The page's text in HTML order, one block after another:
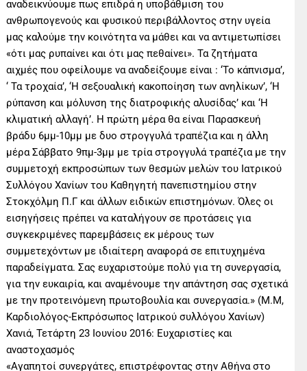
αναδεικνύουμε πως επιδρά η υποβάθμιση του
ανθρωπογενούς και φυσικού περιβάλλοντος στην υγεία
μας καλούμε την κοινότητα να μάθει και να αντιμετωπίσει
«ότι μας ρυπαίνει και ότι μας πεθαίνει». Τα ζητήματα
αιχμές που οφείλουμε να αναδείξουμε είναι : ‘Το κάπνισμα’,
‘ Τα τροχαία’, ‘Η σεξουαλική κακοποίηση των ανηλίκων’, ‘Η
ρύπανση και μόλυνση της διατροφικής αλυσίδας’ και ‘Η
κλιματική αλλαγή’. Η πρώτη μέρα θα είναι Παρασκευή
βράδυ 6μμ-10μμ με δυο στρογγυλά τραπέζια και η άλλη
μέρα Σάββατο 9πμ-3μμ με τρία στρογγυλά τραπέζια με την
συμμετοχή εκπροσώπων των θεσμών μελών του Ιατρικού
Συλλόγου Χανίων του Καθηγητή πανεπιστημίου στην
Στοκχόλμη Π.Γ και άλλων ειδικών επιστημόνων. Όλες οι
εισηγήσεις πρέπει να καταλήγουν σε προτάσεις για
συγκεκριμένες παρεμβάσεις εκ μέρους των
συμμετεχόντων με ιδιαίτερη αναφορά σε επιτυχημένα
παραδείγματα. Σας ευχαριστούμε πολύ για τη συνεργασία,
για την ευκαιρία, και αναμένουμε την απάντηση σας σχετικά
με την προτεινόμενη πρωτοβουλία και συνεργασία.» (Μ.Μ,
Καρδιολόγος-Εκπρόσωπος Ιατρικού συλλόγου Χανίων)
Χανιά, Τετάρτη 23 Ιουνίου 2016: Ευχαριστίες και
αναστοχασμός
«Αγαπητοί συνεργάτες, επιστρέφοντας στην Αθήνα στο